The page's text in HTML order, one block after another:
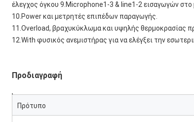
έλεγχος όγκου 9.Microphone1-3 & line1-2 εισαγωγών
10.Power και μετρητές επιπέδων παραγωγής.
11.Overload, βραχυκύκλωμα και υψηλής θερμοκρασίας
12.With φυσικός ανεμιστήρας για να ελέγξει την
Προδιαγραφή
Πρότυπο